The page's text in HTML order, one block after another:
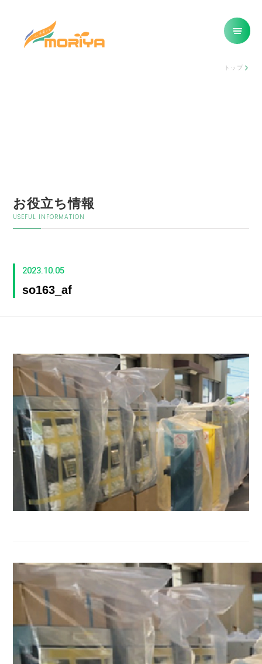
トップ
お役立ち情報
USEFUL INFORMATION
2023.10.05
so163_af